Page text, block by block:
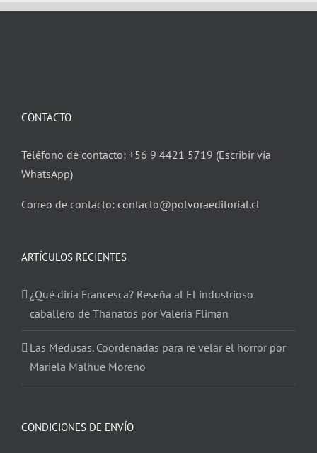
CONTACTO
Teléfono de contacto: +56 9 4421 5719 (Escribir vía
WhatsApp)
Correo de contacto: contacto@polvoraeditorial.cl
ARTÍCULOS RECIENTES
¿Qué diría Francesca? Reseña al El industrioso
caballero de Thanatos por Valeria Fliman
Las Medusas. Coordenadas para re velar el horror por
Mariela Malhue Moreno
CONDICIONES DE ENVÍO